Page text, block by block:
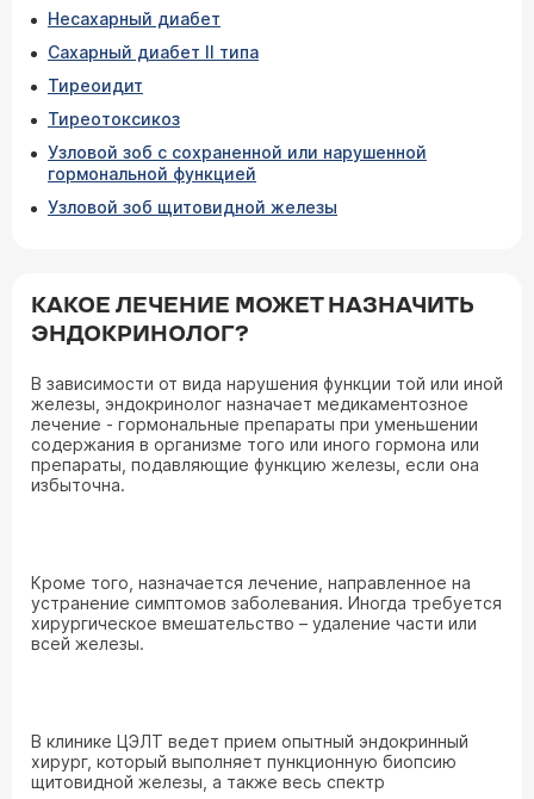
Несахарный диабет
Сахарный диабет II типа
Тиреоидит
Тиреотоксикоз
Узловой зоб с сохраненной или нарушенной
гормональной функцией
Узловой зоб щитовидной железы
КАКОЕ ЛЕЧЕНИЕ МОЖЕТ НАЗНАЧИТЬ
ЭНДОКРИНОЛОГ?
В зависимости от вида нарушения функции той или иной
железы, эндокринолог назначает медикаментозное
лечение - гормональные препараты при уменьшении
содержания в организме того или иного гормона или
препараты, подавляющие функцию железы, если она
избыточна.
Кроме того, назначается лечение, направленное на
устранение симптомов заболевания. Иногда требуется
хирургическое вмешательство – удаление части или
всей железы.
В клинике ЦЭЛТ ведет прием опытный эндокринный
хирург, который выполняет пункционную биопсию
щитовидной железы, а также весь спектр